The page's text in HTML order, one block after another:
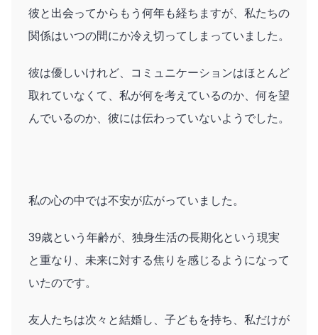
彼と出会ってからもう何年も経ちますが、私たちの
関係はいつの間にか冷え切ってしまっていました。
彼は優しいけれど、コミュニケーションはほとんど
取れていなくて、私が何を考えているのか、何を望
んでいるのか、彼には伝わっていないようでした。
私の心の中では不安が広がっていました。
39歳という年齢が、独身生活の長期化という現実
と重なり、未来に対する焦りを感じるようになって
いたのです。
友人たちは次々と結婚し、子どもを持ち、私だけが